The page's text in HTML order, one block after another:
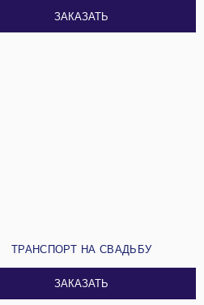
ЗАКАЗАТЬ
ТРАНСПОРТ НА СВАДЬБУ
ЗАКАЗАТЬ